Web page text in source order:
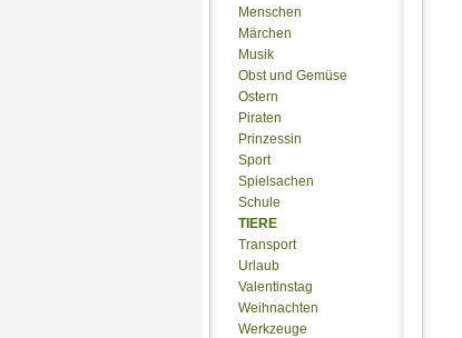
Menschen
Märchen
Musik
Obst und Gemüse
Ostern
Piraten
Prinzessin
Sport
Spielsachen
Schule
TIERE
Transport
Urlaub
Valentinstag
Weihnachten
Werkzeuge